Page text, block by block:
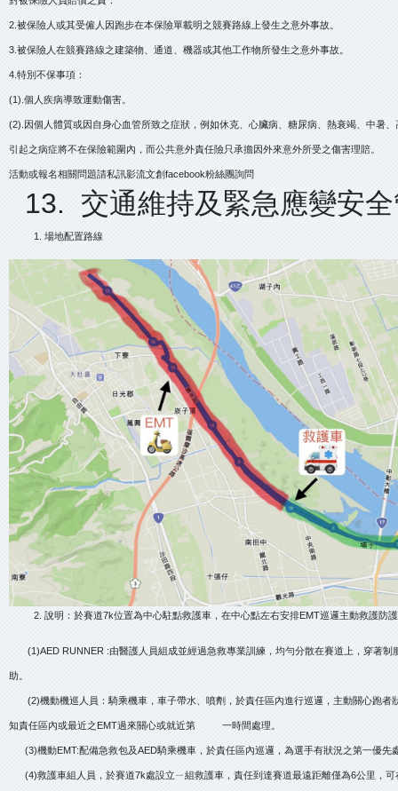
2.被保險人或其受僱人因跑步在本保險單載明之競賽路線上發生之意外事故。
3.被保險人在競賽路線之建築物、通道、機器或其他工作物所發生之意外事故。
4.特別不保事項：
(1).個人疾病導致運動傷害。
(2).因個人體質或因自身心血管所致之症狀，例如休克、心臟病、糖尿病、熱衰竭、中暑
引起之病症將不在保險範圍內，而公共意外責任險只承擔因外來意外所受之傷害理賠。
活動或報名相關問題請私訊影流文創facebook粉絲團詢問
13. 交通維持及緊急應變安
場地配置路線
說明：於賽道7k位置為中心駐點救護車，在中心點左右安排EMT巡邏主動救護防
(1)AED RUNNER :由醫護人員組成並經過急救專業訓練，均勻分散在賽道上，穿著制
助。
(2)機動機巡人員：騎乘機車，車子帶水、噴劑，於責任區內進行巡邏，主動關心跑者
知責任區內或最近之EMT過來關心或就近第 一時間處理。
(3)機動EMT:配備急救包及AED騎乘機車，於責任區內巡邏，為選手有狀況之第一優先
(4)救護車組人員，於賽道7k處設立ㄧ組救護車，責任到達賽道最遠距離僅為6公里，可